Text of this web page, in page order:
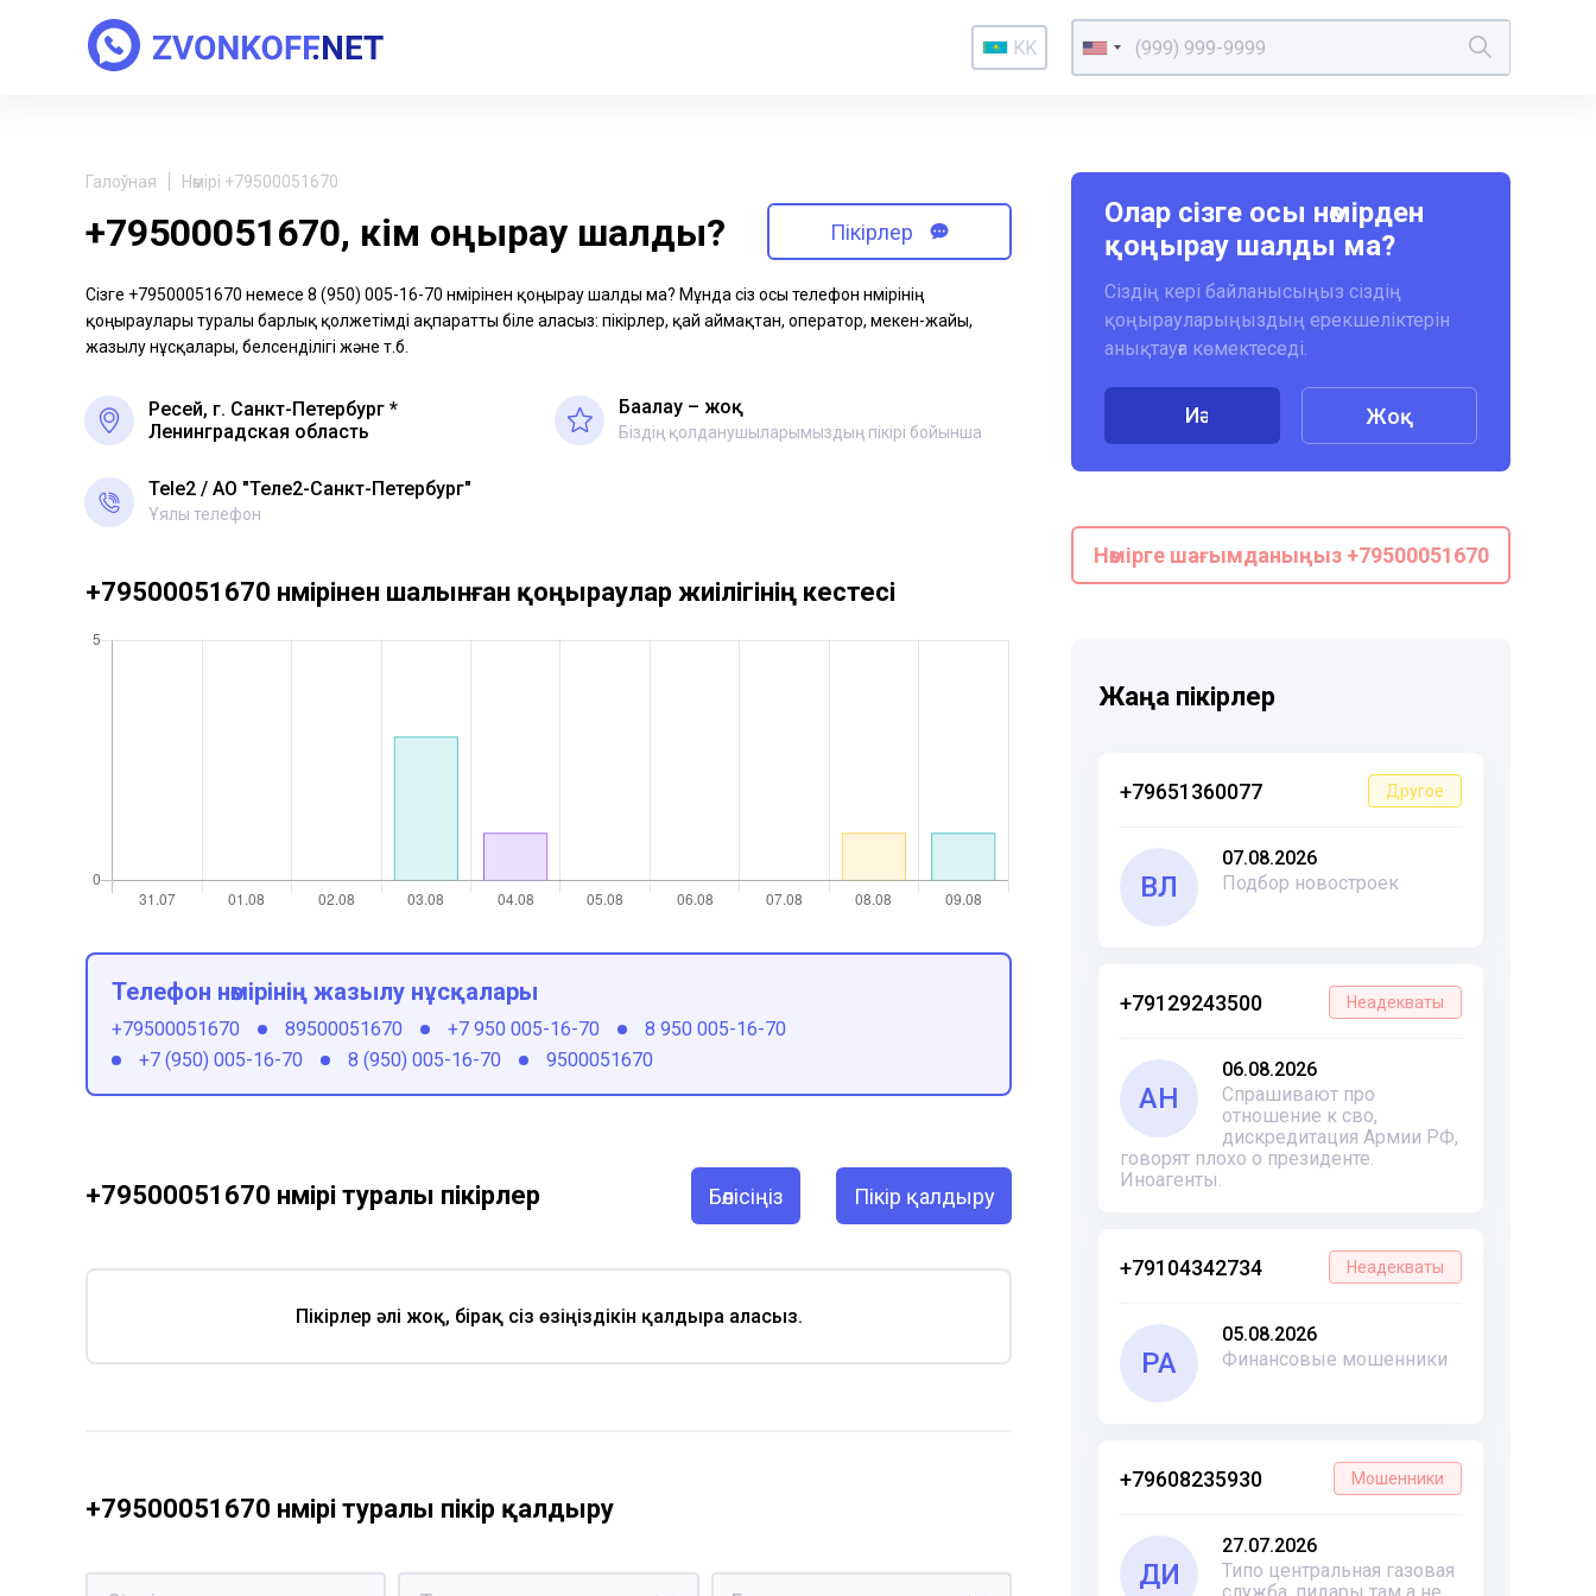
KK
Галоўная Нөмірі +79500051670
+79500051670, кім қоңырау шалды? Пікірлер
Сізге +79500051670 немесе 8 (950) 005-16-70 нөмірінен қоңырау шалды ма? Мұнда сіз осы телефон нөмірінің
қоңыраулары туралы барлық қолжетімді ақпаратты біле аласыз: пікірлер, қай аймақтан, оператор, мекен-жайы,
жазылу нұсқалары, белсенділігі және т.б.
Ресей, г. Санкт-Петербург *
Ленинградская область
Бағалау – жоқ
Біздің қолданушыларымыздың пікірі бойынша
Tele2 АО "Теле2-Санкт-Петербург"
Ұялы телефон
Олар сізге осы нөмірден
қоңырау шалды ма?
Сіздің кері байланысыңыз сіздің
қоңырауларыңыздың ерекшеліктерін
анықтауға көмектеседі.
Иә Жоқ
Нөмірге шағымданыңыз +79500051670
Жаңа пікірлер
+79651360077 Другое
ВЛ
07.08.2026
Подбор новостроек
+79129243500 Неадекваты
АН
06.08.2026
Спрашивают про
отношение к сво,
дискредитация Армии РФ,
говорят плохо о президенте.
Иноагенты.
+79104342734 Неадекваты
РА
05.08.2026
Финансовые мошенники
+79608235930 Мошенники
ДИ
27.07.2026
Типо центральная газовая
+79500051670 нөмірінен шалынған қоңыраулар жиілігінің кестесі
Телефон нөмірінің жазылу нұсқалары
+79500051670 89500051670 +7 950 005-16-70
8 950 005-16-70
+7 (950) 005-16-70
8 (950) 005-16-70 9500051670
+79500051670 нөмірі туралы пікірлер Бөлісіңіз Пікір қалдыру
Пікірлер әлі жоқ, бірақ сіз өзіңіздікін қалдыра аласыз.
+79500051670 нөмірі туралы пікір қалдыру